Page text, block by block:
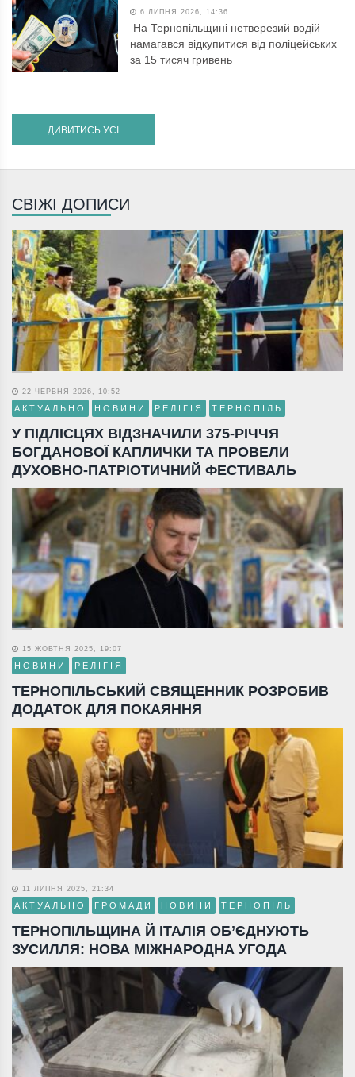
6 ЛИПНЯ 2026, 14:36
На Тернопільщині нетверезий водій
намагався відкупитися від поліцейських
за 15 тисяч гривень
ДИВИТИСЬ УСІ
СВІЖІ ДОПИСИ
22 ЧЕРВНЯ 2026, 10:52
АКТУАЛЬНО НОВИНИ РЕЛІГІЯ ТЕРНОПІЛЬ
У ПІДЛІСЦЯХ ВІДЗНАЧИЛИ 375-РІЧЧЯ
БОГДАНОВОЇ КАПЛИЧКИ ТА ПРОВЕЛИ
ДУХОВНО-ПАТРІОТИЧНИЙ ФЕСТИВАЛЬ
15 ЖОВТНЯ 2025, 19:07
НОВИНИ РЕЛІГІЯ
ТЕРНОПІЛЬСЬКИЙ СВЯЩЕННИК РОЗРОБИВ
ДОДАТОК ДЛЯ ПОКАЯННЯ
11 ЛИПНЯ 2025, 21:34
АКТУАЛЬНО ГРОМАДИ НОВИНИ ТЕРНОПІЛЬ
ТЕРНОПІЛЬЩИНА Й ІТАЛІЯ ОБ’ЄДНУЮТЬ
ЗУСИЛЛЯ: НОВА МІЖНАРОДНА УГОДА